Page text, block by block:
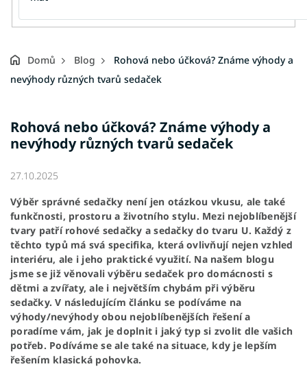
Domů Blog
Rohová nebo účková? Známe výhody a
nevýhody různých tvarů sedaček
Rohová nebo účková? Známe výhody a
nevýhody různých tvarů sedaček
27.10.2025
Výběr správné sedačky není jen otázkou vkusu, ale také
funkčnosti, prostoru a životního stylu. Mezi nejoblíbenější
tvary patří rohové sedačky a sedačky do tvaru U. Každý z
těchto typů má svá specifika, která ovlivňují nejen vzhled
interiéru, ale i jeho praktické využití. Na našem blogu
jsme se již věnovali výběru sedaček pro domácnosti s
dětmi a zvířaty, ale i největším chybám při výběru
sedačky. V následujícím článku se podíváme na
výhody/nevýhody obou nejoblíbenějších řešení a
poradíme vám, jak je doplnit i jaký typ si zvolit dle vašich
potřeb. Podíváme se ale také na situace, kdy je lepším
řešením klasická pohovka.